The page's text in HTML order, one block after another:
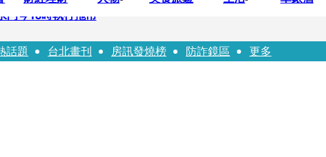
今18時執行拖吊
子告白「爸爸I LOVE YOU」 驚喜林志玲同步曝光父親節「披
話題 台北畫刊 房訊發燒榜 防詐鏡區 更多